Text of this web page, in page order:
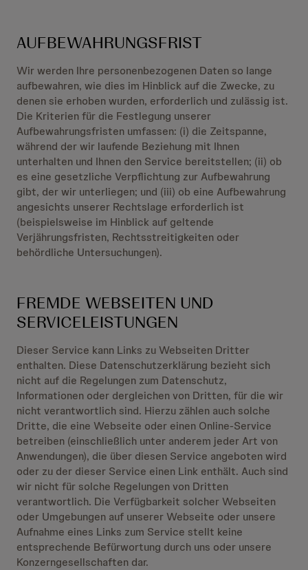
AUFBEWAHRUNGSFRIST
Wir werden Ihre personenbezogenen Daten so lange
aufbewahren, wie dies im Hinblick auf die Zwecke, zu
denen sie erhoben wurden, erforderlich und zulässig ist.
Die Kriterien für die Festlegung unserer
Aufbewahrungsfristen umfassen: (i) die Zeitspanne,
während der wir laufende Beziehung mit Ihnen
unterhalten und Ihnen den Service bereitstellen; (ii) ob
es eine gesetzliche Verpflichtung zur Aufbewahrung
gibt, der wir unterliegen; und (iii) ob eine Aufbewahrung
angesichts unserer Rechtslage erforderlich ist
(beispielsweise im Hinblick auf geltende
Verjährungsfristen, Rechtsstreitigkeiten oder
behördliche Untersuchungen).
FREMDE WEBSEITEN UND
SERVICELEISTUNGEN
Dieser Service kann Links zu Webseiten Dritter
enthalten. Diese Datenschutzerklärung bezieht sich
nicht auf die Regelungen zum Datenschutz,
Informationen oder dergleichen von Dritten, für die wir
nicht verantwortlich sind. Hierzu zählen auch solche
Dritte, die eine Webseite oder einen Online-Service
betreiben (einschließlich unter anderem jeder Art von
Anwendungen), die über diesen Service angeboten wird
oder zu der dieser Service einen Link enthält. Auch sind
wir nicht für solche Regelungen von Dritten
verantwortlich. Die Verfügbarkeit solcher Webseiten
oder Umgebungen auf unserer Webseite oder unsere
Aufnahme eines Links zum Service stellt keine
entsprechende Befürwortung durch uns oder unsere
Konzerngesellschaften dar.